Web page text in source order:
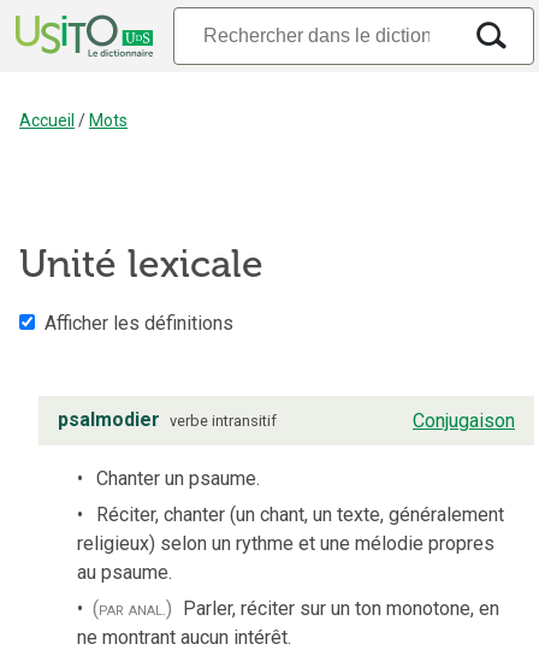
Accueil / Mots
Unité lexicale
Afficher les définitions
psalmodier verbe intransitif Conjugaison
Chanter un psaume.
Réciter, chanter (un chant, un texte, généralement
religieux) selon un rythme et une mélodie propres
au psaume.
(par anal.) Parler, réciter sur un ton monotone, en
ne montrant aucun intérêt.